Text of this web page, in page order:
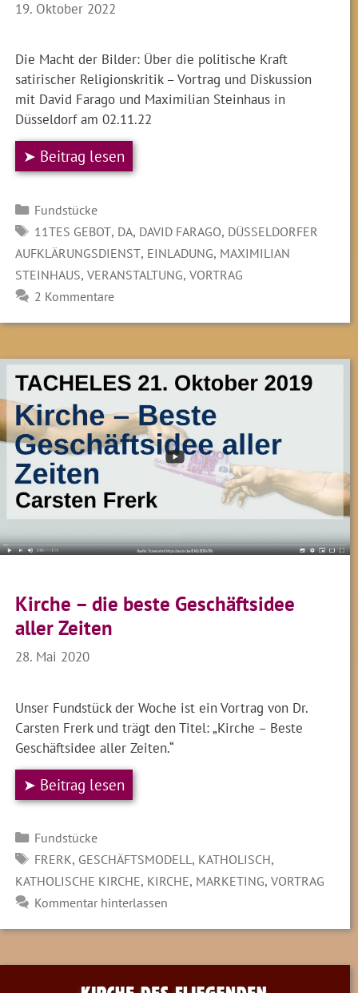
19. Oktober 2022
Die Macht der Bilder: Über die politische Kraft
satirischer Religionskritik – Vortrag und Diskussion
mit David Farago und Maximilian Steinhaus in
Düsseldorf am 02.11.22
➤ Beitrag lesen
Kategorien
Fundstücke
SCHLAGWÖRTER
11TES GEBOT, DA, DAVID FARAGO, DÜSSELDORFER
AUFKLÄRUNGSDIENST, EINLADUNG, MAXIMILIAN
STEINHAUS,VERANSTALTUNG,VORTRAG
2 Kommentare
Kirche – die beste Geschäftsidee
aller Zeiten
28. Mai 2020
Unser Fundstück der Woche ist ein Vortrag von Dr.
Carsten Frerk und trägt den Titel: „Kirche – Beste
Geschäftsidee aller Zeiten.“
➤ Beitrag lesen
Kategorien
Fundstücke
SCHLAGWÖRTER
FRERK, GESCHÄFTSMODELL, KATHOLISCH,
KATHOLISCHE KIRCHE, KIRCHE, MARKETING,VORTRAG
Kommentar hinterlassen